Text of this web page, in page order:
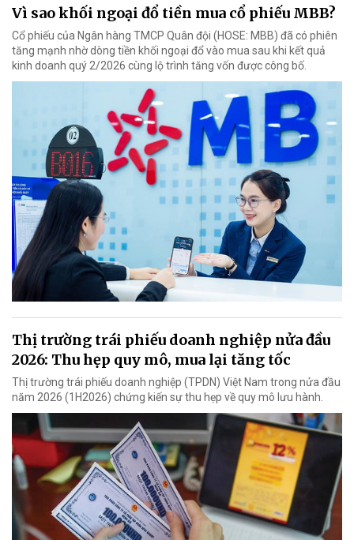
Vì sao khối ngoại đổ tiền mua cổ phiếu MBB?
Cổ phiếu của Ngân hàng TMCP Quân đội (HOSE: MBB) đã có phiên
tăng mạnh nhờ dòng tiền khối ngoại đổ vào mua sau khi kết quả
kinh doanh quý 2/2026 cùng lộ trình tăng vốn được công bố.
Thị trường trái phiếu doanh nghiệp nửa đầu
2026: Thu hẹp quy mô, mua lại tăng tốc
Thị trường trái phiếu doanh nghiệp (TPDN) Việt Nam trong nửa đầu
năm 2026 (1H2026) chứng kiến sự thu hẹp về quy mô lưu hành.